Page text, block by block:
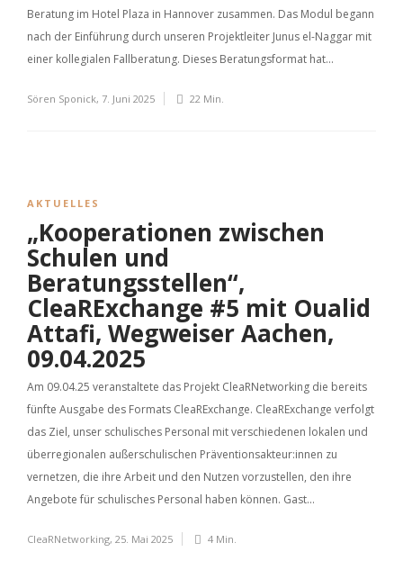
Beratung im Hotel Plaza in Hannover zusammen. Das Modul begann
nach der Einführung durch unseren Projektleiter Junus el-Naggar mit
einer kollegialen Fallberatung. Dieses Beratungsformat hat...
Sören Sponick, 7. Juni 2025 22 Min.
AKTUELLES
„Kooperationen zwischen
Schulen und
Beratungsstellen“,
CleaRExchange #5 mit Oualid
Attafi, Wegweiser Aachen,
09.04.2025
Am 09.04.25 veranstaltete das Projekt CleaRNetworking die bereits
fünfte Ausgabe des Formats CleaRExchange. CleaRExchange verfolgt
das Ziel, unser schulisches Personal mit verschiedenen lokalen und
überregionalen außerschulischen Präventionsakteur:innen zu
vernetzen, die ihre Arbeit und den Nutzen vorzustellen, den ihre
Angebote für schulisches Personal haben können. Gast...
CleaRNetworking, 25. Mai 2025 4 Min.